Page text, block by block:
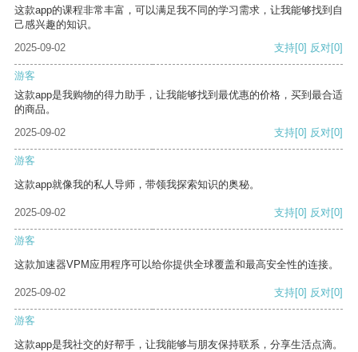
这款app的课程非常丰富，可以满足我不同的学习需求，让我能够找到自
己感兴趣的知识。
2025-09-02
支持[0] 反对[0]
游客
这款app是我购物的得力助手，让我能够找到最优惠的价格，买到最合适
的商品。
2025-09-02
支持[0] 反对[0]
游客
这款app就像我的私人导师，带领我探索知识的奥秘。
2025-09-02 支持[0] 反对[0]
游客
这款加速器VPM应用程序可以给你提供全球覆盖和最高安全性的连接。
2025-09-02 支持[0] 反对[0]
游客
这款app是我社交的好帮手，让我能够与朋友保持联系，分享生活点滴。